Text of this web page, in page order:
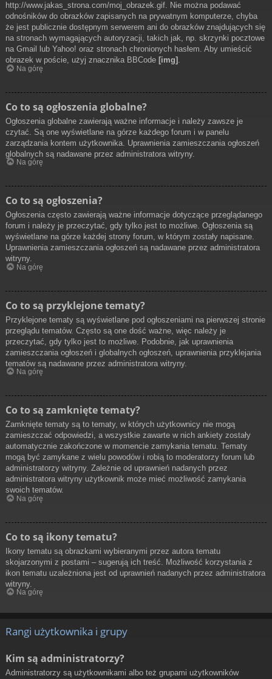
http://www.jakas_strona.com/moj_obrazek.gif. Nie można podawać
odnośników do obrazków zapisanych na prywatnym komputerze, chyba
że jest publicznie dostępnym serwerem ani do obrazków znajdujących się
na stronach wymagających autoryzacji, takich jak, np. skrzynki pocztowe
na Gmail lub Yahoo! oraz stronach chronionych hasłem. Aby umieścić
obrazek w poście, użyj znacznika BBCode [img] .
Na górę
Co to są ogłoszenia globalne?
Ogłoszenia globalne zawierają ważne informacje i należy zawsze je
czytać. Są one wyświetlane na górze każdego forum i w panelu
zarządzania kontem użytkownika. Uprawnienia zamieszczania ogłoszeń
globalnych są nadawane przez administratora witryny.
Na górę
Co to są ogłoszenia?
Ogłoszenia często zawierają ważne informacje dotyczące przeglądanego
forum i należy je przeczytać, gdy tylko jest to możliwe. Ogłoszenia są
wyświetlane na górze każdej strony forum, w którym zostały napisane.
Uprawnienia zamieszczania ogłoszeń są nadawane przez administratora
witryny.
Na górę
Co to są przyklejone tematy?
Przyklejone tematy są wyświetlane pod ogłoszeniami na pierwszej stronie
przeglądu tematów. Często są one dość ważne, więc należy je
przeczytać, gdy tylko jest to możliwe. Podobnie, jak uprawnienia
zamieszczania ogłoszeń i globalnych ogłoszeń, uprawnienia przyklejania
tematów są nadawane przez administratora witryny.
Na górę
Co to są zamknięte tematy?
Zamknięte tematy są to tematy, w których użytkownicy nie mogą
zamieszczać odpowiedzi, a wszystkie zawarte w nich ankiety zostały
automatycznie zakończone w momencie zamykania tematu. Tematy
mogą być zamykane z wielu powodów i robią to moderatorzy forum lub
administratorzy witryny. Zależnie od uprawnień nadanych przez
administratora witryny użytkownik może mieć możliwość zamykania
swoich tematów.
Na górę
Co to są ikony tematu?
Ikony tematu są obrazkami wybieranymi przez autora tematu
skojarzonymi z postami – sugerują ich treść. Możliwość korzystania z
ikon tematu uzależniona jest od uprawnień nadanych przez administratora
witryny.
Na górę
Rangi użytkownika i grupy
Kim są administratorzy?
Administratorzy są użytkownikami albo też grupami użytkowników